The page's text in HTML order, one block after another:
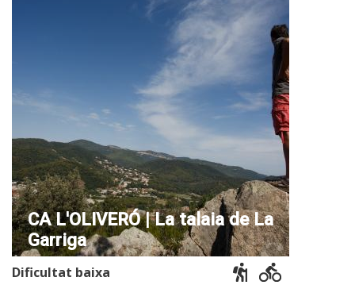
CA L'OLIVERÓ | La talaia de La
Garriga
Dificultat baixa